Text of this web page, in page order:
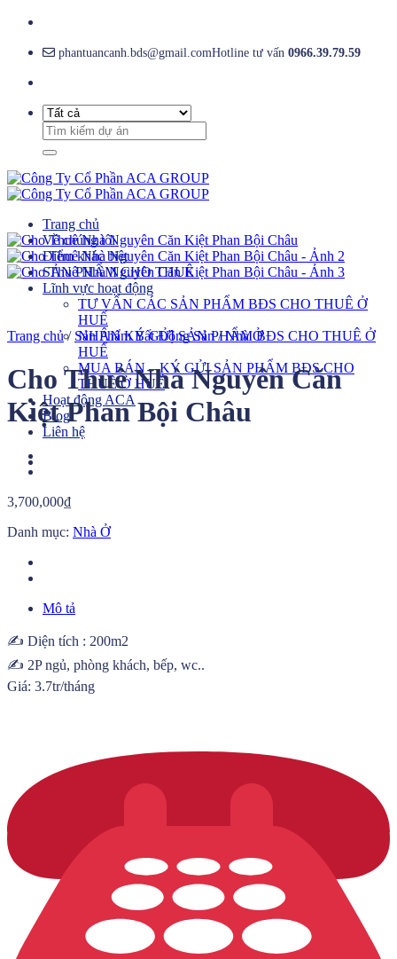
phantuancanh.bds@gmail.comHotline tư vấn 0966.39.79.59
Tìm
kiếm:
Trang chủ
Về chúng tôi
Điểm khác biệt
SẢN PHẨM CHO THUÊ
Lĩnh vực hoạt động
TƯ VẤN CÁC SẢN PHẨM BĐS CHO THUÊ Ở
HUẾ
NHẬN KÝ GỬI SẢN PHẨM BĐS CHO THUÊ Ở
HUẾ
MUA BÁN – KÝ GỬI SẢN PHẨM BĐS CHO
THUÊ Ở HUẾ
Hoạt động ACA
Blog
Liên hệ
Trang chủ / Sản Phẩm Bất Động Sản / Nhà Ở
Cho Thuê Nhà Nguyên Căn
Kiệt Phan Bội Châu
3,700,000₫
Danh mục: Nhà Ở
Mô tả
✍️ Diện tích : 200m2
✍️ 2P ngủ, phòng khách, bếp, wc..
Giá: 3.7tr/tháng